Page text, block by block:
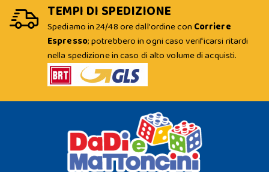
TEMPI DI SPEDIZIONE
Spediamo in 24/48 ore dall'ordine con Corriere
Espresso; potrebbero in ogni caso verificarsi ritardi
nella spedizione in caso di alto volume di acquisti.